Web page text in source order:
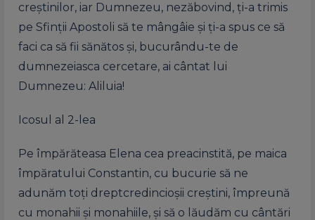
creștinilor, iar Dumnezeu, nezăbovind, ți-a trimis
pe Sfinții Apostoli să te mângâie și ți-a spus ce să
faci ca să fii sănătos și, bucurându-te de
dumnezeiasca cercetare, ai cântat lui
Dumnezeu: Aliluia!
Icosul al 2-lea
Pe împărăteasa Elena cea preacinstită, pe maica
împăratului Constantin, cu bucurie să ne
adunăm toți dreptcredincioșii creștini, împreună
cu monahii și monahiile, și să o lăudăm cu cântări